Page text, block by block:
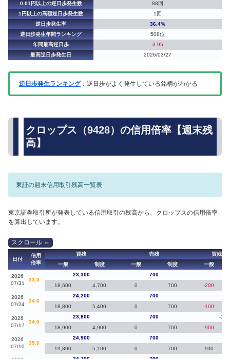
0.01円以上の逆日歩発生数
88回
1円以上の高額逆日歩発生数
1回
逆日歩発生率
36.4%
逆日歩発生年間ランキング
508位
年間最高逆日歩
3.95
最高逆日歩発生日
2026/03/27
逆日歩発生ランキング：逆日歩がよく発生している銘柄がわかる
クロップス（9428）の信用倍率【週末残
高】
東証の週末信用取引残高一覧表
東京証券取引所が発表している信用取引の残高から、クロップスの信用倍率
を算出しています。
日付
信用
倍率
買残 売残
買残（
一般
制度 一般 制度 一般
2026
07/31
33.3
23,300 700
18,600
4,700 0 700 -200
2026
07/24
34.6
24,200 700
18,800
5,400 0 700 -100
2026
07/17
34.0
23,800 700
-
18,900
4,900 0 700 -900
2026
07/10
35.6
24,900 700
19,800
5,100 0 700 100